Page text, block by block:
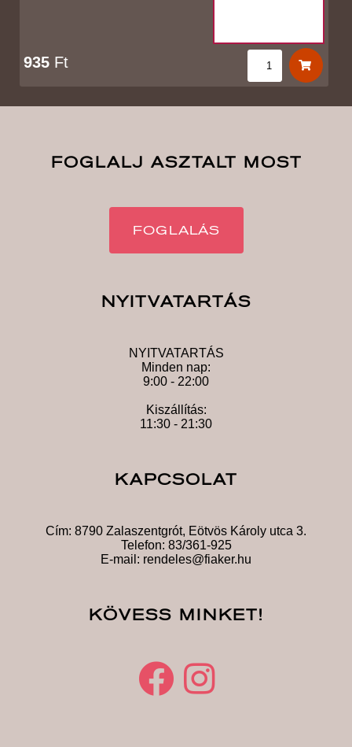
935 Ft
FOGLALJ ASZTALT MOST
FOGLALÁS
NYITVATARTÁS
NYITVATARTÁS
Minden nap:
9:00 - 22:00
Kiszállítás:
11:30 - 21:30
KAPCSOLAT
Cím: 8790 Zalaszentgrót, Eötvös Károly utca 3.
Telefon: 83/361-925
E-mail: rendeles@fiaker.hu
KÖVESS MINKET!